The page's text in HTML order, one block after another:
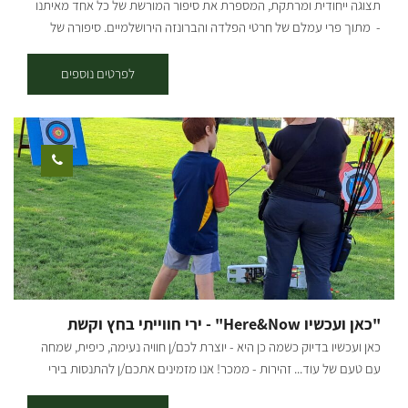
תצוגה ייחודית ומרתקת, המספרת את סיפור המורשת של כל אחד מאיתנו
- מתוך פרי עמלם של חרטי הפלדה והברונזה הירושלמיים. סיפורה של
שטרות, מטבעות, שמות מקומות ועוד. דווקא בצאלים תמצאו מוזאון מיוחד
ומרתק המציג את המורשת הארצישראלית של תשעים השנים האחרונות
מוטבעת בפלדה ובמתכת. הסיפור התחיל בסבא שמואל שעלה לארץ מוינה
ב-1911. בהמלצת מורו ורבו בוריס שץ מבצלאל פתח בירושלים בית
מלאכה לחותמות ולפיתוחים אומנותיים. שמואל עוד נע על הקו
וינה-ירושלים אבל לבסוף השתקע סופית בעיר הקודש ופעל בה עם שני בניו.
ב-2003 החליט אליהו לסגור את העסק המשפחתי שפעל בירושלים
ולהעבירו לקיבוץ. במשך כעשר שנים שכנו להם מאות הפריטים במקלט
הקטן והצפוף. לימים התחוור לבועז שהציל אוצר היסטורי מרתק, שמשך
מבקרים רבים ושימעו יצא למרחוק. עם קבלת סיוע ממשלתי ציבורי נוסף
הצליח בעז להקים את המוזאון שנחנך בקיץ 2018. החלל החדש והמרשים,
הפריטים שעוד ייחשפו וייחקרו. יום סיור מותאם לקבוצות בתקופה האחרונה
קבוצות המגיעות לעוטף עזה ומבקשות לבקר באחד ממתחמי ה-7.10,
ואח"כ לחוות את התקומה ועוז הרוח של התושבים והישובים. לכן אנו
מציעים לכם כי לאחר ביקור באחד מאתרי ההנצחה תגיעו אלינו לצאלים
לפרטים נוספים
"כאן ועכשיו Here&Now" - ירי חווייתי בחץ וקשת
כאן ועכשיו בדיוק כשמה כן היא - יוצרת לכם/ן חוויה נעימה, כיפית, שמחה
עם טעם של עוד... זהירות - ממכר! אנו מזמינים אתכם/ן להתנסות בירי